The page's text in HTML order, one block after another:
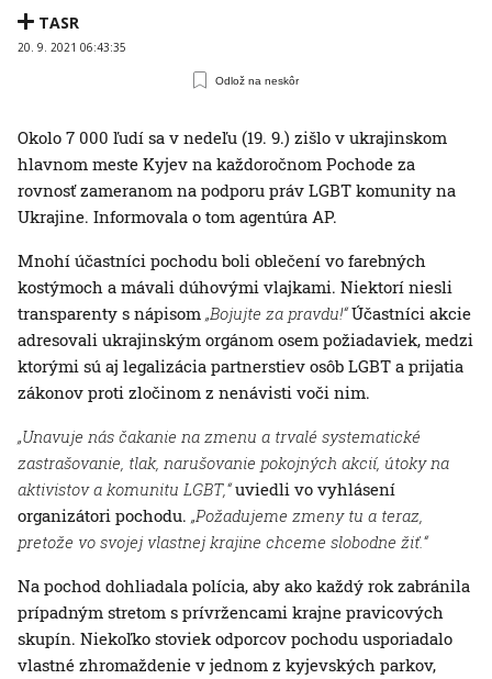
TASR
20. 9. 2021 06:43:35
Odlož na neskôr
Okolo 7 000 ľudí sa v nedeľu (19. 9.) zišlo v ukrajinskom
hlavnom meste Kyjev na každoročnom Pochode za
rovnosť zameranom na podporu práv LGBT komunity na
Ukrajine. Informovala o tom agentúra AP.
Mnohí účastníci pochodu boli oblečení vo farebných
kostýmoch a mávali dúhovými vlajkami. Niektorí niesli
transparenty s nápisom „Bojujte za pravdu!“Účastníci akcie
adresovali ukrajinským orgánom osem požiadaviek, medzi
ktorými sú aj legalizácia partnerstiev osôb LGBT a prijatia
zákonov proti zločinom z nenávisti voči nim.
„Unavuje nás čakanie na zmenu a trvalé systematické
zastrašovanie, tlak, narušovanie pokojných akcií, útoky na
aktivistov a komunitu LGBT,“uviedli vo vyhlásení
organizátori pochodu. „Požadujeme zmeny tu a teraz,
pretože vo svojej vlastnej krajine chceme slobodne žiť.“
Na pochod dohliadala polícia, aby ako každý rok zabránila
prípadným stretom s prívržencami krajne pravicových
skupín. Niekoľko stoviek odporcov pochodu usporiadalo
vlastné zhromaždenie v jednom z kyjevských parkov,